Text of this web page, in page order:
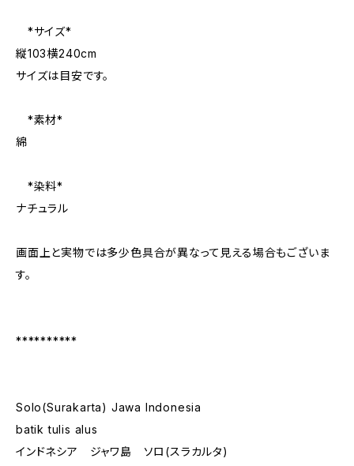
*サイズ*
縦103横240cm
サイズは目安です。
*素材*
綿
*染料*
ナチュラル
画面上と実物では多少色具合が異なって見える場合もございま
す。
**********
Solo(Surakarta) Jawa Indonesia
batik tulis alus
インドネシア ジャワ島 ソロ(スラカルタ)